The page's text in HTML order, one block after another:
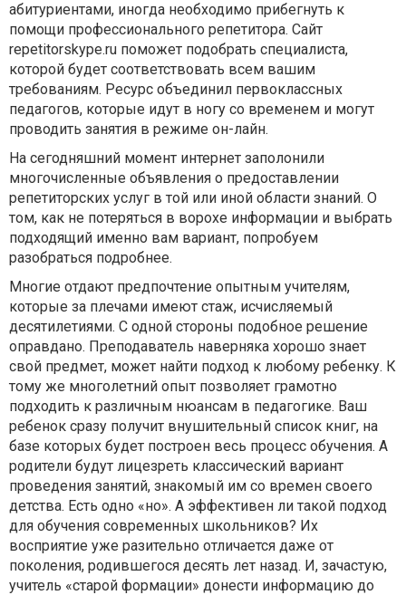
абитуриентами, иногда необходимо прибегнуть к
помощи профессионального репетитора. Сайт
repetitorskype.ru поможет подобрать специалиста,
которой будет соответствовать всем вашим
требованиям. Ресурс объединил первоклассных
педагогов, которые идут в ногу со временем и могут
проводить занятия в режиме он-лайн.
На сегодняшний момент интернет заполонили
многочисленные объявления о предоставлении
репетиторских услуг в той или иной области знаний. О
том, как не потеряться в ворохе информации и выбрать
подходящий именно вам вариант, попробуем
разобраться подробнее.
Многие отдают предпочтение опытным учителям,
которые за плечами имеют стаж, исчисляемый
десятилетиями. С одной стороны подобное решение
оправдано. Преподаватель наверняка хорошо знает
свой предмет, может найти подход к любому ребенку. К
тому же многолетний опыт позволяет грамотно
подходить к различным нюансам в педагогике. Ваш
ребенок сразу получит внушительный список книг, на
базе которых будет построен весь процесс обучения. А
родители будут лицезреть классический вариант
проведения занятий, знакомый им со времен своего
детства. Есть одно «но». А эффективен ли такой подход
для обучения современных школьников? Их
восприятие уже разительно отличается даже от
поколения, родившегося десять лет назад. И, зачастую,
учитель «старой формации» донести информацию до